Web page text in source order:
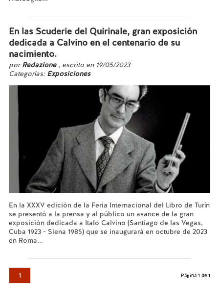
En las Scuderie del Quirinale, gran exposición
dedicada a Calvino en el centenario de su
nacimiento.
porRedazione , escrito en 19/05/2023
Categorías: Exposiciones
En la XXXV edición de la Feria Internacional del Libro de Turín
se presentó a la prensa y al público un avance de la gran
exposición dedicada a Italo Calvino (Santiago de las Vegas,
Cuba 1923 - Siena 1985) que se inaugurará en octubre de 2023
en Roma...
1 Página 1 de 1